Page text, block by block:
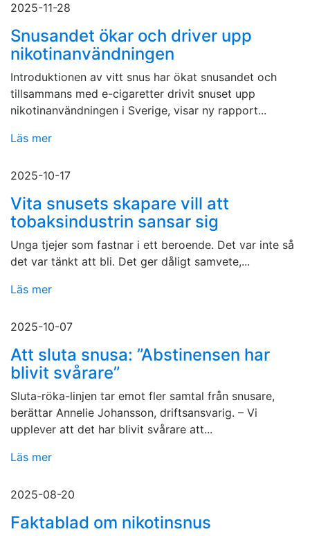
2025-11-28
Snusandet ökar och driver upp
nikotinanvändningen
Introduktionen av vitt snus har ökat snusandet och
tillsammans med e-cigaretter drivit snuset upp
nikotinanvändningen i Sverige, visar ny rapport...
Läs mer
2025-10-17
Vita snusets skapare vill att
tobaksindustrin sansar sig
Unga tjejer som fastnar i ett beroende. Det var inte så
det var tänkt att bli. Det ger dåligt samvete,...
Läs mer
2025-10-07
Att sluta snusa: ”Abstinensen har
blivit svårare”
Sluta-röka-linjen tar emot fler samtal från snusare,
berättar Annelie Johansson, driftsansvarig. – Vi
upplever att det har blivit svårare att...
Läs mer
2025-08-20
Faktablad om nikotinsnus